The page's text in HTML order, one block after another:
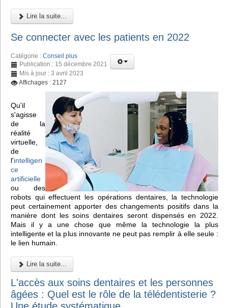
Lire la suite...
Se connecter avec les patients en 2022
Catégorie : Conseil plus
Publication : 15 décembre 2021
Mis à jour : 3 avril 2023
Affichages : 2127
Qu'il
s'agisse
de la
réalité
virtuelle,
de
l'intelligen
ce
artificielle
ou des
robots qui effectuent les opérations dentaires, la technologie
peut certainement apporter des changements positifs dans la
manière dont les soins dentaires seront dispensés en 2022.
Mais il y a une chose que même la technologie la plus
intelligente et la plus innovante ne peut pas remplir à elle seule :
le lien humain.
Lire la suite...
L'accès aux soins dentaires et les personnes
âgées : Quel est le rôle de la télédentisterie ?